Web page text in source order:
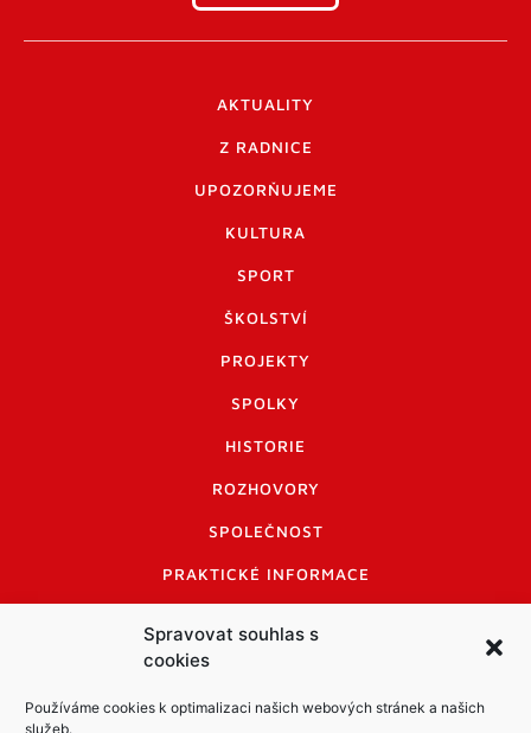
Spravovat souhlas s
cookies
Používáme cookies k optimalizaci našich webových stránek a našich
služeb.
AKTUALITY
Z RADNICE
UPOZORŇUJEME
KULTURA
SPORT
ŠKOLSTVÍ
PROJEKTY
SPOLKY
HISTORIE
ROZHOVORY
SPOLEČNOST
PRAKTICKÉ INFORMACE
INFORMACE A KODEX DISKUTUJÍCÍCH
LOGO A LOGO MANUÁL